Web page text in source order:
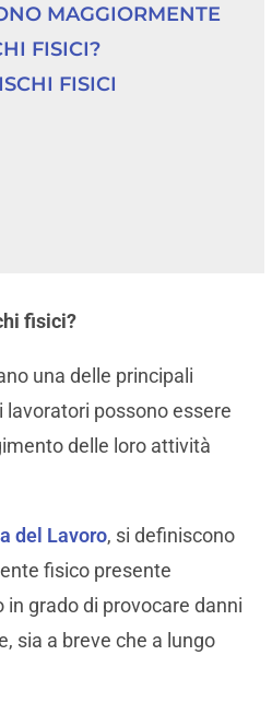
MAGGIORMENTE
FISICI?
FISICI
fisici?
una delle principali
lavoratori possono essere
delle loro attività
del Lavoro, si definiscono
fisico presente
in grado di provocare danni
sia a breve che a lungo